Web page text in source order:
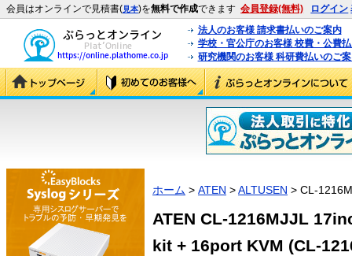
会員はオンラインで見積書(見本)を無料で作成できます 会員登録(無料) ログイン
法人のお客様 請求書払いのご案内
学校・官公庁のお客様 校費・公費
研究機関のお客様 科研費払いのご
ホーム > ATEN >ALTUSEN > CL-
ATEN CL-1216MJJL
kit + 16port KVM (CL-